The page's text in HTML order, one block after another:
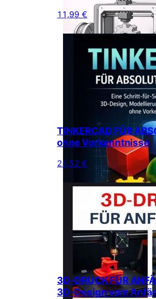
11,99 €
TINKERCAD FÜR
ohne Vorkenntnisse
25,52 €
3D-DRUCK FÜR
3D-Design vom